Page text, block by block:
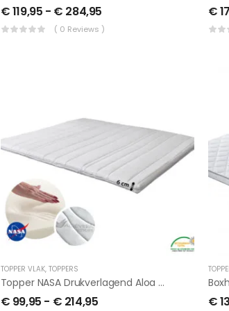
€119,95 - € 284,95
( 0 Reviews )
€
TOPPER VLAK, TOPPERS
Topper NASA Drukverlagend Aloa Vera
€ 99,95 - € 214,95 €